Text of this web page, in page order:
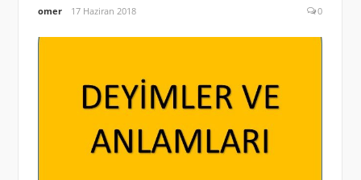
omer 17 Haziran 2018 0